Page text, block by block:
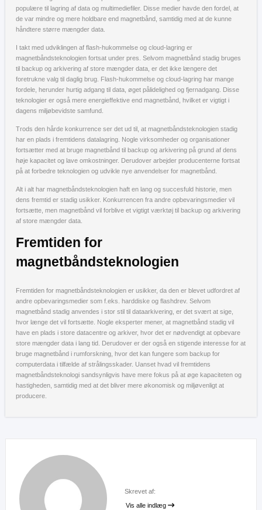
populære til lagring af data og multimediefiler. Disse medier havde den fordel, at
de var mindre og mere holdbare end magnetbånd, samtidig med at de kunne
håndtere større mængder data.
I takt med udviklingen af flash-hukommelse og cloud-lagring er
magnetbåndsteknologien fortsat under pres. Selvom magnetbånd stadig bruges
til backup og arkivering af store mængder data, er det ikke længere det
foretrukne valg til daglig brug. Flash-hukommelse og cloud-lagring har mange
fordele, herunder hurtig adgang til data, øget pålidelighed og fjernadgang. Disse
teknologier er også mere energieffektive end magnetbånd, hvilket er vigtigt i
dagens miljøbevidste samfund.
Trods den hårde konkurrence ser det ud til, at magnetbåndsteknologien stadig
har en plads i fremtidens datalagring. Nogle virksomheder og organisationer
fortsætter med at bruge magnetbånd til backup og arkivering på grund af dens
høje kapacitet og lave omkostninger. Derudover arbejder producenterne fortsat
på at forbedre teknologien og udvikle nye anvendelser for magnetbånd.
Alt i alt har magnetbåndsteknologien haft en lang og succesfuld historie, men
dens fremtid er stadig usikker. Konkurrencen fra andre opbevaringsmedier vil
fortsætte, men magnetbånd vil forblive et vigtigt værktøj til backup og arkivering
af store mængder data.
Fremtiden for
magnetbåndsteknologien
Fremtiden for magnetbåndsteknologien er usikker, da den er blevet udfordret af
andre opbevaringsmedier som f.eks. harddiske og flashdrev. Selvom
magnetbånd stadig anvendes i stor stil til dataarkivering, er det svært at sige,
hvor længe det vil fortsætte. Nogle eksperter mener, at magnetbånd stadig vil
have en plads i store datacentre og arkiver, hvor det er nødvendigt at opbevare
store mængder data i lang tid. Derudover er der også en stigende interesse for at
bruge magnetbånd i rumforskning, hvor det kan fungere som backup for
computerdata i tilfælde af strålingsskader. Uanset hvad vil fremtidens
magnetbåndsteknologi sandsynligvis have mere fokus på at øge kapaciteten og
hastigheden, samtidig med at det bliver mere økonomisk og miljøvenligt at
producere.
Skrevet af:
Vis alle indlæg